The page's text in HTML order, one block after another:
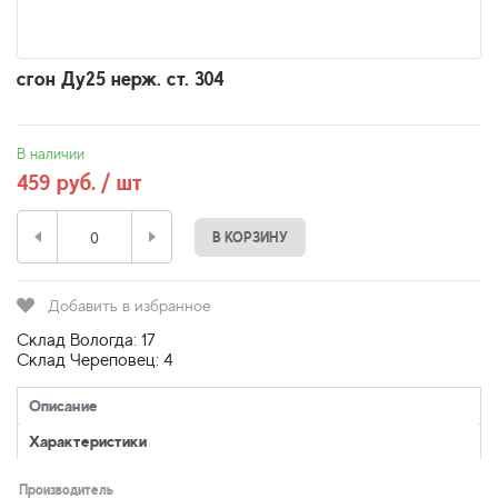
сгон Ду25 нерж. ст. 304
В наличии
459 руб. / шт
В КОРЗИНУ
Добавить в избранное
Склад Вологда: 17
Склад Череповец: 4
Описание
Характеристики
Производитель